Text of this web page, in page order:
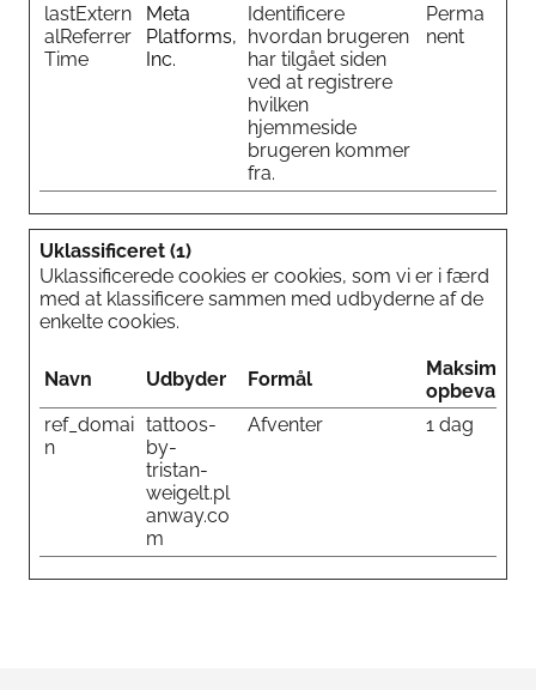
lastExtern
alReferrer
Time
Meta
Platforms,
Inc.
Identificere
hvordan brugeren
har tilgået siden
ved at registrere
hvilken
hjemmeside
brugeren kommer
fra.
Perma
nent
Uklassificeret (1)
Uklassificerede cookies er cookies, som vi er i færd
med at klassificere sammen med udbyderne af de
enkelte cookies.
Navn Udbyder Formål
Maksimal
ref_domai
n
tattoos-
by-
tristan-
weigelt.pl
anway.co
m
Afventer 1 dag